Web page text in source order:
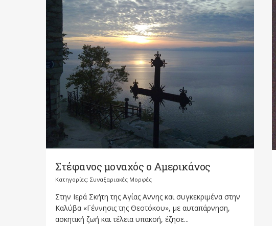
Στέφανος μοναχός ο Αμερικάνος
Κατηγορίες: Συναξαριακές Μορφές
Στην Ιερά Σκήτη της Αγίας Αννης και συγκεκριμένα στην
Καλύβα «Γέννησις της Θεοτόκου», με αυταπάρνηση,
ασκητική ζωή και τέλεια υπακοή, έζησε...